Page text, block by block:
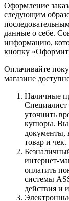
Оформление
следующим
данные о себе.
информацию,
кнопку
Оплачивайте
магазине
Наличные
Специалист
уточнить
купюры. Вы
документы,
товар и чек.
интернет-
оплатить
системы
действия и